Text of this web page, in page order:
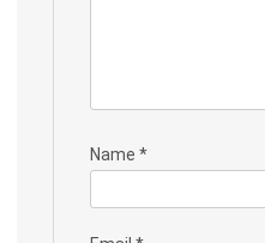
Name *